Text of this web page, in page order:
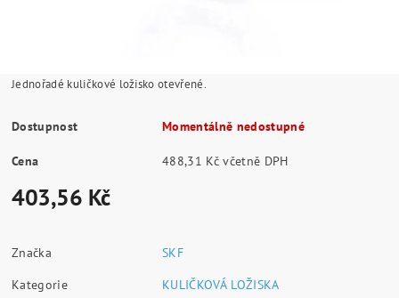
Jednořadé kuličkové ložisko otevřené.
Dostupnost Momentálně nedostupné
Cena 488,31 Kč včetně DPH
403,56 Kč
Značka
SKF
Kategorie
KULIČKOVÁ LOŽISKA